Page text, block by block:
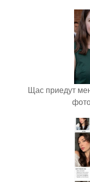
Щас приедут